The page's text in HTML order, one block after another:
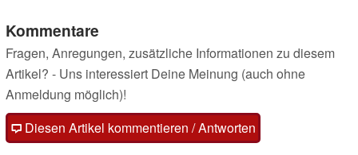
Kommentare
Fragen, Anregungen, zusätzliche Informationen zu diesem
Artikel? - Uns interessiert Deine Meinung (auch ohne
Anmeldung möglich)!
Diesen Artikel kommentieren / Antworten